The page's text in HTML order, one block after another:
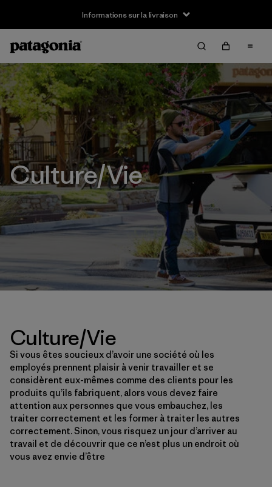
Informations sur la livraison
Culture/Vie
Culture/Vie
Si vous êtes soucieux d’avoir une société où les
employés prennent plaisir à venir travailler et se
considèrent eux-mêmes comme des clients pour les
produits qu’ils fabriquent, alors vous devez faire
attention aux personnes que vous embauchez, les
traiter correctement et les former à traiter les autres
correctement. Sinon, vous risquez un jour d’arriver au
travail et de découvrir que ce n’est plus un endroit où
vous avez envie d’être